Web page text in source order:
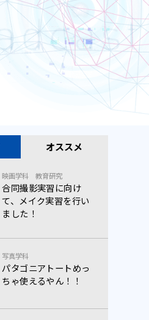
オススメ
映画学科 教育研究
合同撮影実習に向け
て、メイク実習を行い
ました！
写真学科
パタゴニアトートめっ
ちゃ使えるやん！！